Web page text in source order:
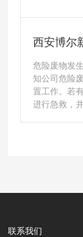
西安博尔
染防治责
危险废物发
知公司危险
置工作。若
进行急救，
联系我们